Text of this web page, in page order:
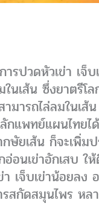
รปวดหัวเข่า เจ็บ
นเส้น ซึ่งยาตรีโ
มารถไล่ลมในเส้
กแพทย์แผนไทยไ
ษัยเส้น ก็จะเพิ่ม
อนเข่าอักเสบ ให้
า เจ็บเข่าน้อยล
สกัดสมุนไพร หล